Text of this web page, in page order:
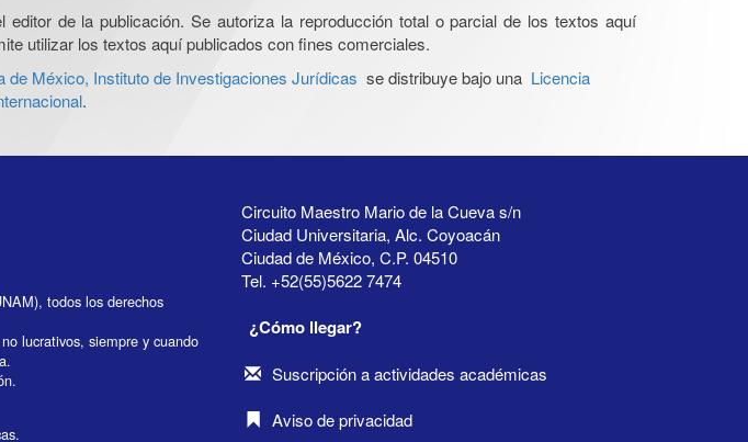
de la publicación. Se autoriza la reproducción total o parcial de los textos aquí
utilizar los textos aquí publicados con fines comerciales.
de México, Instituto de Investigaciones Jurídicas se distribuye bajo una Licencia
.
todos los derechos
lucrativos, siempre y cuando
Circuito Maestro Mario de la Cueva s/n
Ciudad Universitaria, Alc. Coyoacán
Ciudad de México, C.P. 04510
Tel. +52(55)5622 7474
¿Cómo llegar?
Suscripción a actividades académicas
Aviso de privacidad